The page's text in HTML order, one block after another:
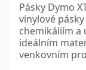
Pásky Dymo
vinylové
chemikáliím a
ideálním
venkovním